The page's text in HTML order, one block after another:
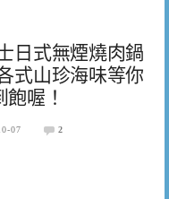
日式無煙燒肉鍋
式山珍海味等你
喔！
07 2